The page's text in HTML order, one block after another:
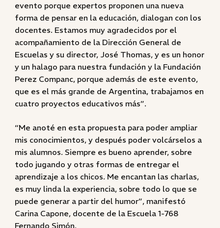
evento porque expertos proponen una nueva
forma de pensar en la educación, dialogan con los
docentes. Estamos muy agradecidos por el
acompañamiento de la Dirección General de
Escuelas y su director, José Thomas, y es un honor
y un halago para nuestra fundación y la Fundación
Perez Companc, porque además de este evento,
que es el más grande de Argentina, trabajamos en
cuatro proyectos educativos más”.
“Me anoté en esta propuesta para poder ampliar
mis conocimientos, y después poder volcárselos a
mis alumnos. Siempre es bueno aprender, sobre
todo jugando y otras formas de entregar el
aprendizaje a los chicos. Me encantan las charlas,
es muy linda la experiencia, sobre todo lo que se
puede generar a partir del humor”, manifestó
Carina Capone, docente de la Escuela 1-768
Fernando Simón.